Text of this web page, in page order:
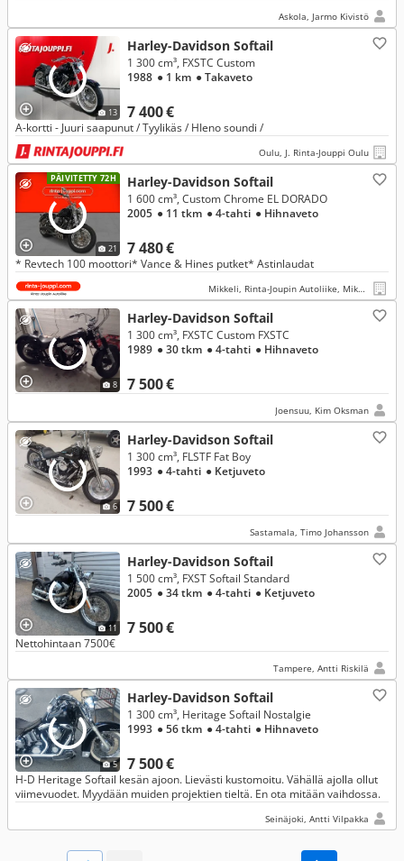
Askola, Jarmo Kivistö
13
Harley-Davidson Softail
7 400 €
1 300 cm³, FXSTC Custom
1988 ● 1 km ● Takaveto
A-kortti - Juuri saapunut / Tyylikäs / HIeno soundi /
Oulu, J. Rinta-Jouppi Oulu
PÄIVITETTY 72H
21
Harley-Davidson Softail
7 480 €
1 600 cm³, Custom Chrome EL DORADO
2005 ● 11 tkm ● 4-tahti ● Hihnaveto
* Revtech 100 moottori* Vance & Hines putket* Astinlaudat
Mikkeli, Rinta-Joupin Autoliike, Mikkeli
8
Harley-Davidson Softail
7 500 €
1 300 cm³, FXSTC Custom FXSTC
1989 ● 30 tkm ● 4-tahti ● Hihnaveto
Joensuu, Kim Oksman
6
Harley-Davidson Softail
7 500 €
1 300 cm³, FLSTF Fat Boy
1993 ● 4-tahti ● Ketjuveto
Sastamala, Timo Johansson
11
Harley-Davidson Softail
7 500 €
1 500 cm³, FXST Softail Standard
2005 ● 34 tkm ● 4-tahti ● Ketjuveto
Nettohintaan 7500€
Tampere, Antti Riskilä
5
Harley-Davidson Softail
7 500 €
1 300 cm³, Heritage Softail Nostalgie
1993 ● 56 tkm ● 4-tahti ● Hihnaveto
H-D Heritage Softail kesän ajoon. Lievästi kustomoitu. Vähällä ajolla ollut
viimevuodet. Myydään muiden projektien tieltä. En ota mitään vaihdossa.
Seinäjoki, Antti Vilpakka